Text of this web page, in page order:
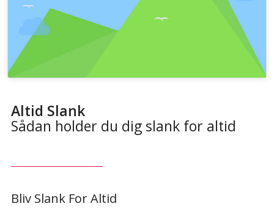
Altid Slank
Sådan holder du dig slank for altid
Bliv Slank For Altid